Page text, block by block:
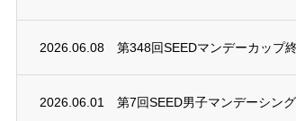
2026.06.08 第348回SEEDマンデーカップ
2026.06.01 第7回SEED男子マンデーシン